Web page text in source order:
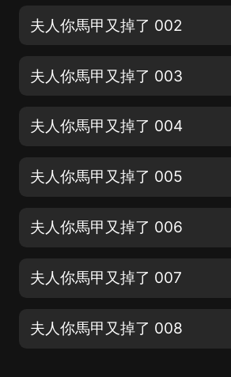
夫人你馬甲又掉了 002
夫人你馬甲又掉了 003
夫人你馬甲又掉了 004
夫人你馬甲又掉了 005
夫人你馬甲又掉了 006
夫人你馬甲又掉了 007
夫人你馬甲又掉了 008